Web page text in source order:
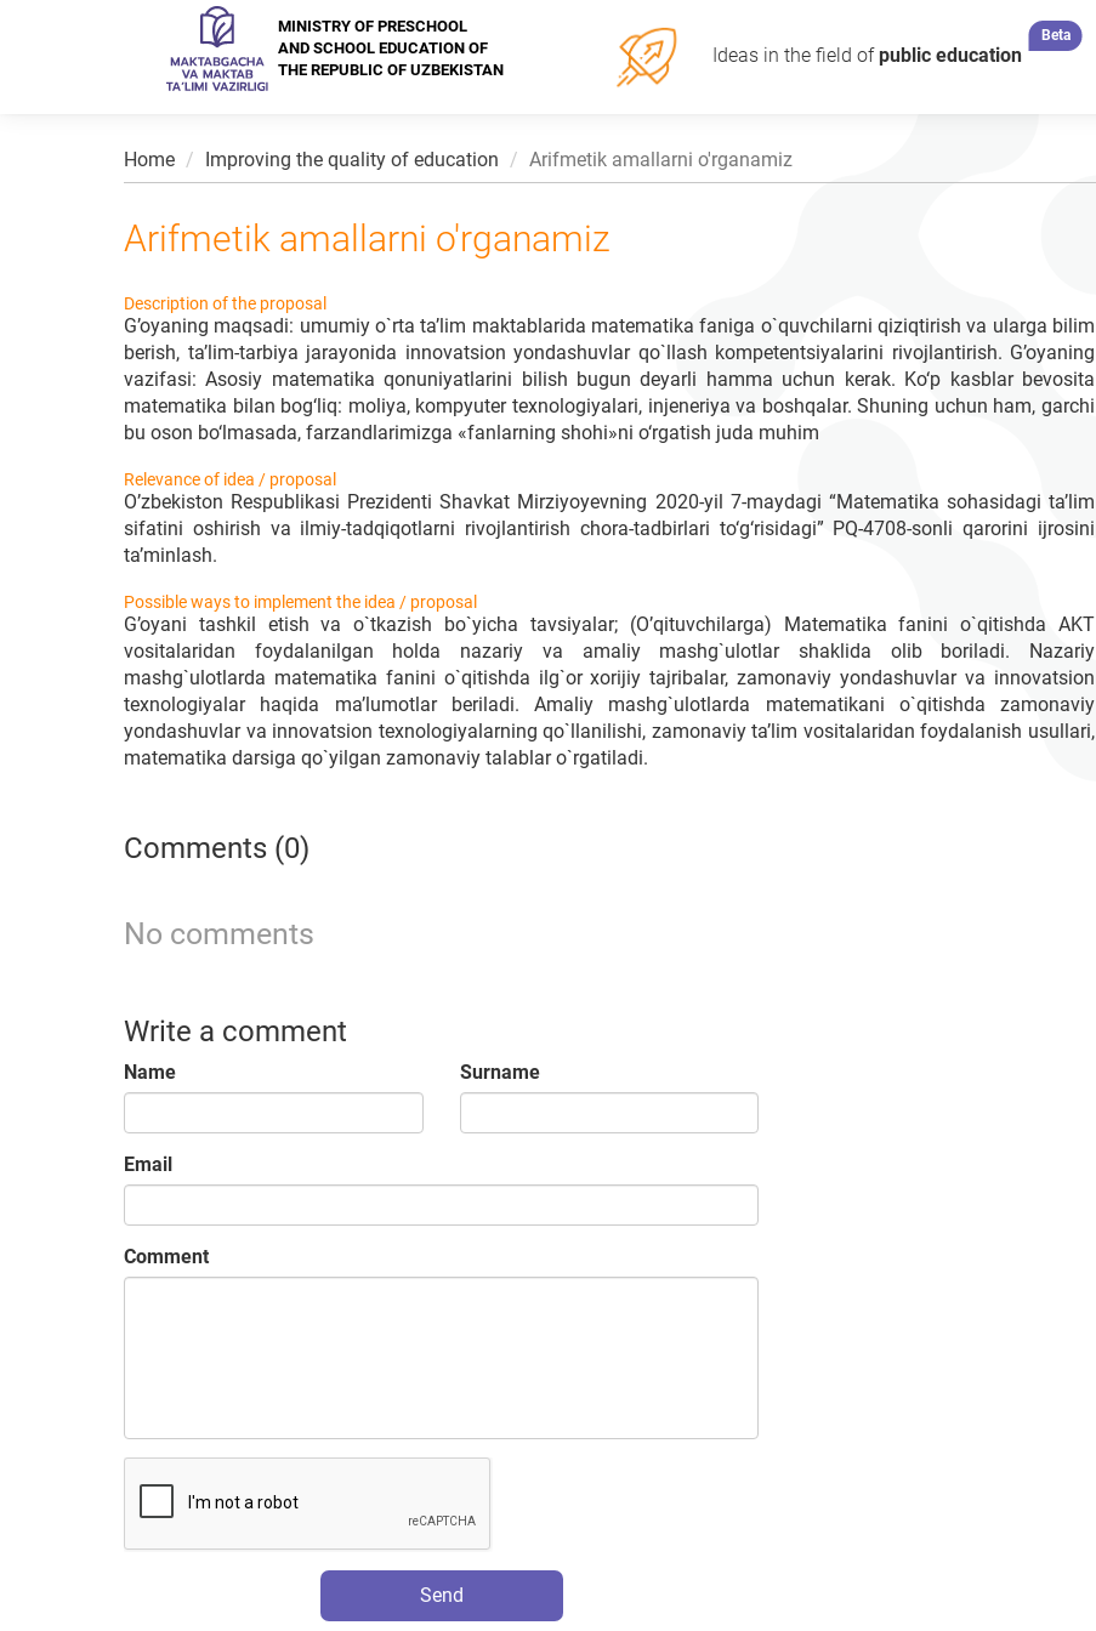
MINISTRY OF PRESCHOOL
AND SCHOOL EDUCATION OF
THE REPUBLIC OF UZBEKISTAN
Ideas in the field ofpublic education
Beta
Home Improving the quality of education Arifmetik amallarni o'rganamiz
Arifmetik amallarni o'rganamiz
Description of the proposal
G’oyaning maqsadi: umumiy o`rta ta’lim maktablarida matematika faniga o`quvchilarni qiziqtirish va ularga bilim
berish, ta’lim-tarbiya jarayonida innovatsion yondashuvlar qo`llash kompetentsiyalarini rivojlantirish. G’oyaning
vazifasi: Asosiy matematika qonuniyatlarini bilish bugun deyarli hamma uchun kerak. Ko‘p kasblar bevosita
matematika bilan bog‘liq: moliya, kompyuter texnologiyalari, injeneriya va boshqalar. Shuning uchun ham, garchi
bu oson bo‘lmasada, farzandlarimizga «fanlarning shohi»ni o‘rgatish juda muhim
Relevance of idea / proposal
O’zbekiston Respublikasi Prezidenti Shavkat Mirziyoyevning 2020-yil 7-maydagi “Matematika sohasidagi ta’lim
sifatini oshirish va ilmiy-tadqiqotlarni rivojlantirish chora-tadbirlari to‘g‘risidagi” PQ-4708-sonli qarorini ijrosini
ta’minlash.
Possible ways to implement the idea / proposal
G’oyani tashkil etish va o`tkazish bo`yicha tavsiyalar; (O’qituvchilarga) Matematika fanini o`qitishda AKT
vositalaridan foydalanilgan holda nazariy va amaliy mashg`ulotlar shaklida olib boriladi. Nazariy
mashg`ulotlarda matematika fanini o`qitishda ilg`or xorijiy tajribalar, zamonaviy yondashuvlar va innovatsion
texnologiyalar haqida ma’lumotlar beriladi. Amaliy mashg`ulotlarda matematikani o`qitishda zamonaviy
yondashuvlar va innovatsion texnologiyalarning qo`llanilishi, zamonaviy ta’lim vositalaridan foydalanish usullari,
matematika darsiga qo`yilgan zamonaviy talablar o`rgatiladi.
Comments (0)
No comments
Write a comment
Name Surname
Email
Comment
Send